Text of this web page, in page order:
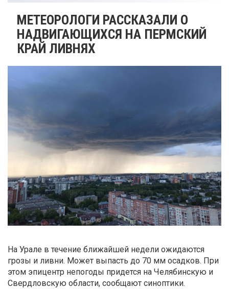
МЕТЕОРОЛОГИ РАССКАЗАЛИ О
НАДВИГАЮЩИХСЯ НА ПЕРМСКИЙ
КРАЙ ЛИВНЯХ
На Урале в течение ближайшей недели ожидаются
грозы и ливни. Может выпасть до 70 мм осадков. При
этом эпицентр непогоды придется на Челябинскую и
Свердловскую области, сообщают синоптики.